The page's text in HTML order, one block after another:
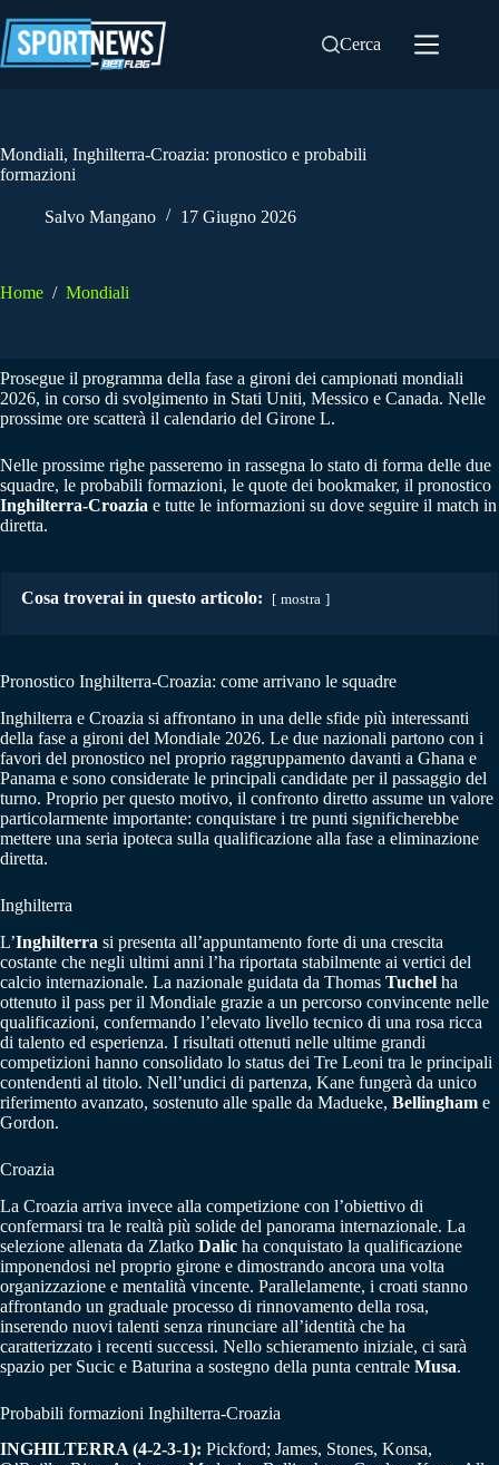
al
contenuto
Cerca
Mondiali, Inghilterra-Croazia: pronostico e probabili
formazioni
Salvo Mangano 17 Giugno 2026
Home / Mondiali
Prosegue il programma della fase a gironi dei campionati mondiali
2026, in corso di svolgimento in Stati Uniti, Messico e Canada. Nelle
prossime ore scatterà il calendario del Girone L.
Nelle prossime righe passeremo in rassegna lo stato di forma delle due
squadre, le probabili formazioni, le quote dei bookmaker, il pronostico
Inghilterra-Croazia e tutte le informazioni su dove seguire il match in
diretta.
Cosa troverai in questo articolo: mostra
Pronostico Inghilterra-Croazia: come arrivano le squadre
Inghilterra e Croazia si affrontano in una delle sfide più interessanti
della fase a gironi del Mondiale 2026. Le due nazionali partono con i
favori del pronostico nel proprio raggruppamento davanti a Ghana e
Panama e sono considerate le principali candidate per il passaggio del
turno. Proprio per questo motivo, il confronto diretto assume un valore
particolarmente importante: conquistare i tre punti significherebbe
mettere una seria ipoteca sulla qualificazione alla fase a eliminazione
diretta.
Inghilterra
L’Inghilterra si presenta all’appuntamento forte di una crescita
costante che negli ultimi anni l’ha riportata stabilmente ai vertici del
calcio internazionale. La nazionale guidata da Thomas Tuchel ha
ottenuto il pass per il Mondiale grazie a un percorso convincente nelle
qualificazioni, confermando l’elevato livello tecnico di una rosa ricca
di talento ed esperienza. I risultati ottenuti nelle ultime grandi
competizioni hanno consolidato lo status dei Tre Leoni tra le principali
contendenti al titolo. Nell’undici di partenza, Kane fungerà da unico
riferimento avanzato, sostenuto alle spalle da Madueke, Bellingham e
Gordon.
Croazia
La Croazia arriva invece alla competizione con l’obiettivo di
confermarsi tra le realtà più solide del panorama internazionale. La
selezione allenata da Zlatko Dalic ha conquistato la qualificazione
imponendosi nel proprio girone e dimostrando ancora una volta
organizzazione e mentalità vincente. Parallelamente, i croati stanno
affrontando un graduale processo di rinnovamento della rosa,
inserendo nuovi talenti senza rinunciare all’identità che ha
caratterizzato i recenti successi. Nello schieramento iniziale, ci sarà
spazio per Sucic e Baturina a sostegno della punta centrale Musa.
Probabili formazioni Inghilterra-Croazia
INGHILTERRA (4-2-3-1): Pickford; James, Stones, Konsa,